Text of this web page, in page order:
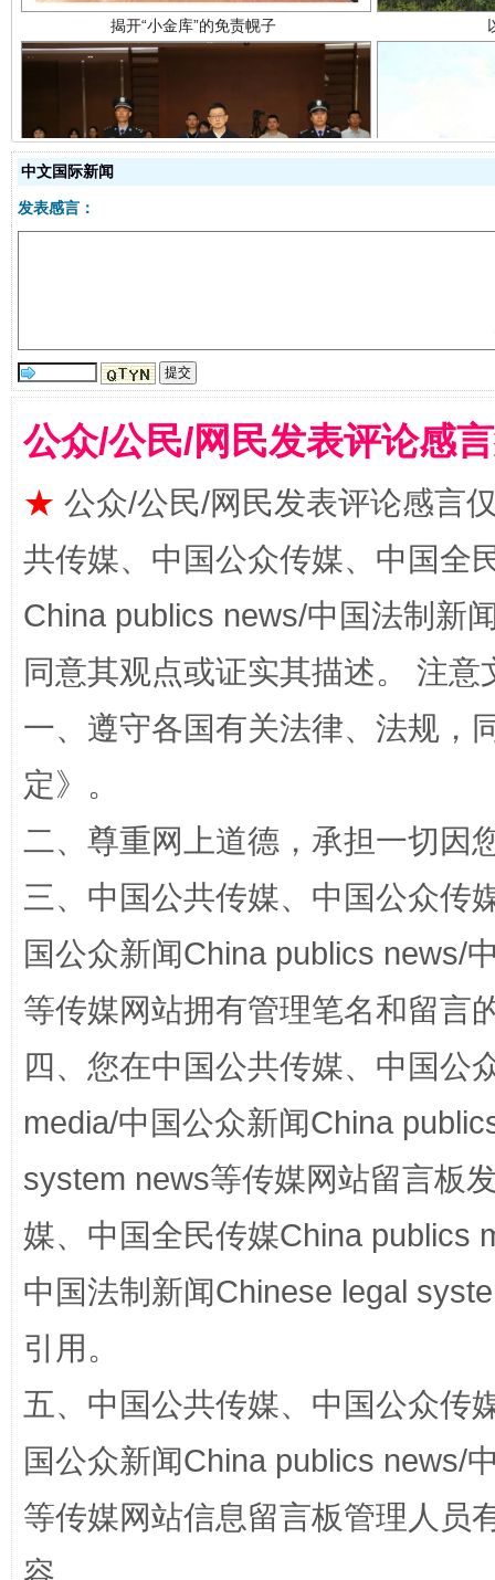
受贿1.44亿！段成刚被判无期 从幼
国家大学科技园优化重塑工作
中文国际新闻
发表感言：
公众/公民/网民发表评论感
★ 公众/公民/网民发表评论感言
共传媒、中国公众传媒、中国全
China publics news/中国法制新
同意其观点或证实其描述。 注
一、遵守各国有关法律、法规，
定》。
二、尊重网上道德，承担一切因
三、中国公共传媒、中国公众传
国公众新闻China publics news/
等传媒网站拥有管理笔名和留言
四、您在中国公共传媒、中国公
media/中国公众新闻China
system news等传媒网站留言板
媒、中国全民传媒China publics
中国法制新闻Chinese legal
引用。
五、中国公共传媒、中国公众传
国公众新闻China publics news/
等传媒网站信息留言板管理人员